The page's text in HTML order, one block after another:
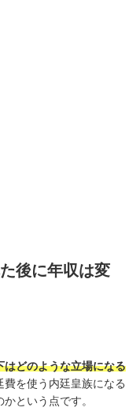
後に年収は変
はどのような立場になる
を使う内廷皇族になる
という点です。